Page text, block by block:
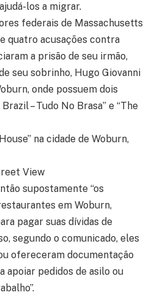
los a migrar.
federais de Massachusetts
quatro acusações contra
a prisão de seu irmão,
seu sobrinho, Hugo Giovanni
onde possuem dois
– Tudo No Brasa” e “The
na cidade de Woburn,
View
supostamente “os
em Woburn,
pagar suas dívidas de
segundo o comunicado, eles
ofereceram documentação
apoiar pedidos de asilo ou